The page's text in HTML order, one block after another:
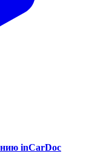
inCarDoc